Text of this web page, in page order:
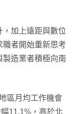
，加上遠距與數位
職者開始重新思考
造業者積極向南
區月均工作機會
11.1%，高於北